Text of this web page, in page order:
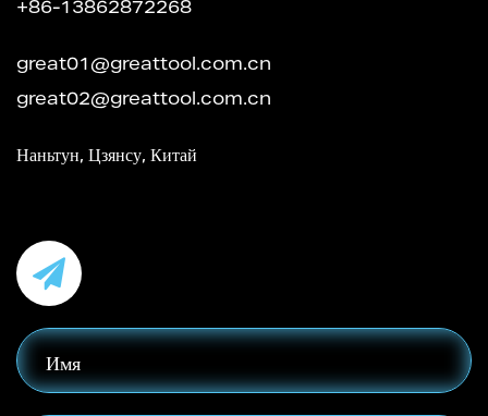
+86-13862872268
great01@greattool.com.cn
great02@greattool.com.cn
Наньтун, Цзянсу, Китай